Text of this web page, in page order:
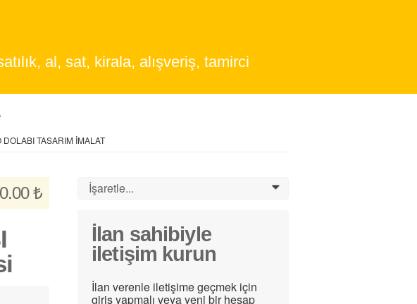
al, sat, kirala, alışveriş, tamirci
TASARIM İMALAT
₺ İşaretle... 0
İlan sahibiyle
iletişim kurun
İlan verenle iletişime geçmek için
giriş yapmalı veya yeni bir hesap